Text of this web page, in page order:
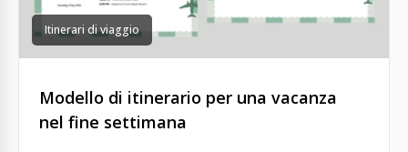
Itinerari di viaggio
Modello di itinerario per una vacanza
nel fine settimana